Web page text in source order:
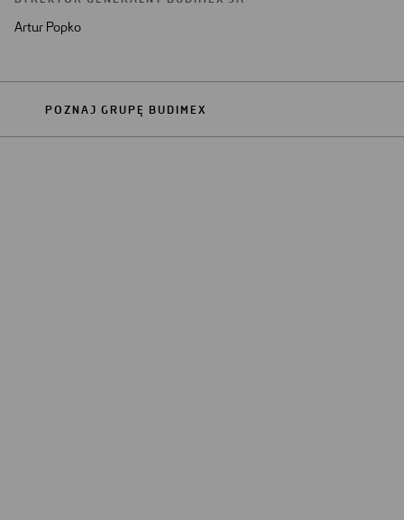
Artur Popko
POZNAJ GRUPĘ BUDIMEX